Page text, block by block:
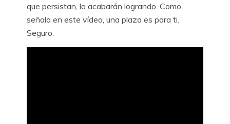
que persistan, lo acabarán logrando. Como
señalo en este vídeo, una plaza es para ti.
Seguro.